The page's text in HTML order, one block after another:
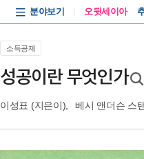
분야보기 오뒷세이아
소득공제
성공이란 무엇인가
이성표 (지은이), 베시 앤더슨 스